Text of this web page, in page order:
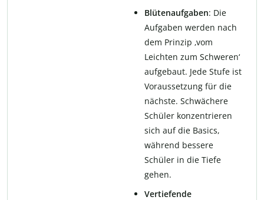
Blütenaufgaben: Die
Aufgaben werden nach
dem Prinzip ‚vom
Leichten zum Schweren‘
aufgebaut. Jede Stufe ist
Voraussetzung für die
nächste. Schwächere
Schüler konzentrieren
sich auf die Basics,
während bessere
Schüler in die Tiefe
gehen.
Vertiefende